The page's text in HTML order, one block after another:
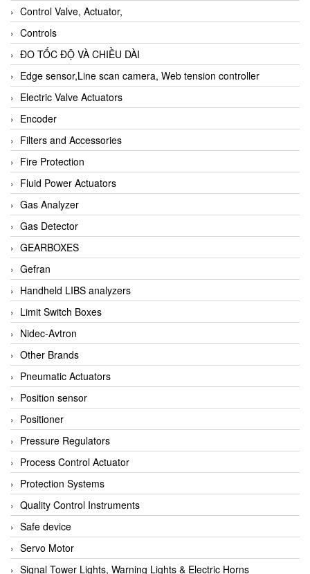
Control Valve, Actuator,
Controls
ĐO TỐC ĐỘ VÀ CHIỀU DÀI
Edge sensor,Line scan camera, Web tension controller
Electric Valve Actuators
Encoder
Filters and Accessories
Fire Protection
Fluid Power Actuators
Gas Analyzer
Gas Detector
GEARBOXES
Gefran
Handheld LIBS analyzers
Limit Switch Boxes
Nidec-Avtron
Other Brands
Pneumatic Actuators
Position sensor
Positioner
Pressure Regulators
Process Control Actuator
Protection Systems
Quality Control Instruments
Safe device
Servo Motor
Signal Tower Lights, Warning Lights & Electric Horns